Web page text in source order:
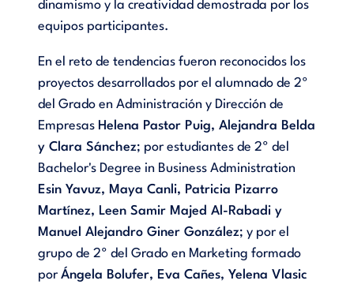
dinamismo y la creatividad demostrada por los
equipos participantes.
En el reto de tendencias fueron reconocidos los
proyectos desarrollados por el alumnado de 2º
del Grado en Administración y Dirección de
Empresas Helena Pastor Puig, Alejandra Belda
y Clara Sánchez; por estudiantes de 2º del
Bachelor's Degree in Business Administration
Esin Yavuz, Maya Canli, Patricia Pizarro
Martínez, Leen Samir Majed Al-Rabadi y
Manuel Alejandro Giner González; y por el
grupo de 2º del Grado en Marketing formado
por Ángela Bolufer, Eva Cañes, Yelena Vlasic